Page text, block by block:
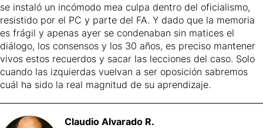
se instaló un incómodo mea culpa dentro del oficialismo,
resistido por el PC y parte del FA. Y dado que la memoria
es frágil y apenas ayer se condenaban sin matices el
diálogo, los consensos y los 30 años, es preciso mantener
vivos estos recuerdos y sacar las lecciones del caso. Solo
cuando las izquierdas vuelvan a ser oposición sabremos
cuál ha sido la real magnitud de su aprendizaje.
Claudio Alvarado R.